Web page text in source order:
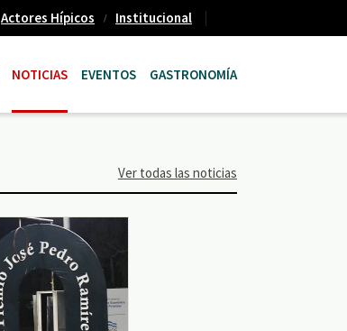
Actores Hípicos Institucional
NOTICIAS EVENTOS GASTRONOMÍA
Ver todas las noticias